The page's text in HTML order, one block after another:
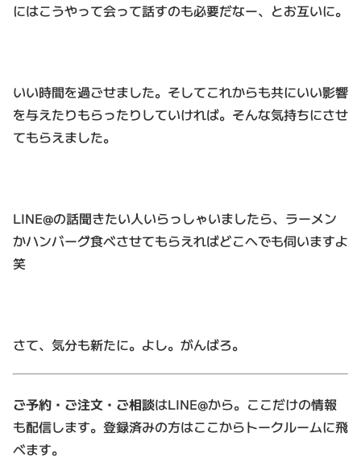
にはこうやって会って話すのも必要だなー、とお互いに。
いい時間を過ごせました。そしてこれからも共にいい影響
を与えたりもらったりしていければ。そんな気持ちにさせ
てもらえました。
LINE@の話聞きたい人いらっしゃいましたら、ラーメン
かハンバーグ食べさせてもらえればどこへでも伺いますよ
笑
さて、気分も新たに。よし。がんばろ。
ご予約・ご注文・ご相談はLINE@から。ここだけの情報
も配信します。登録済みの方はここからトークルームに飛
べます。